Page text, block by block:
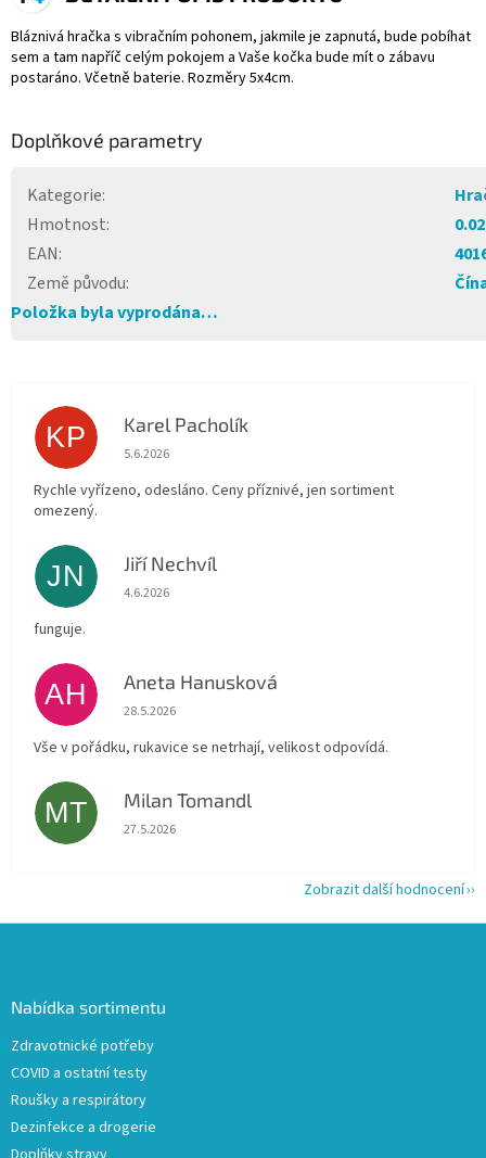
Bláznivá hračka s vibračním pohonem, jakmile je zapnutá, bude pobíhat
sem a tam napříč celým pokojem a Vaše kočka bude mít o zábavu
postaráno. Včetně baterie. Rozměry 5x4cm.
Doplňkové parametry
Kategorie:
Hmotnost:
EAN:
Země původu:
Položka byla vyprodána…
KP Karel Pacholík
Hodnocení obchodu je 4 z 5 hvězdiček.
5.6.2026
Rychle vyřízeno, odesláno. Ceny příznivé, jen sortiment
omezený.
JN Jiří Nechvíl
Hodnocení obchodu je 5 z 5 hvězdiček.
4.6.2026
funguje.
AH Aneta Hanusková
Hodnocení obchodu je 5 z 5 hvězdiček.
28.5.2026
Vše v pořádku, rukavice se netrhají, velikost odpovídá.
MT Milan Tomandl
Hodnocení obchodu je 5 z 5 hvězdiček.
27.5.2026
Zobrazit další hodnocení
Nabídka sortimentu
Zdravotnické potřeby
COVID a ostatní testy
Roušky a respirátory
Dezinfekce a drogerie